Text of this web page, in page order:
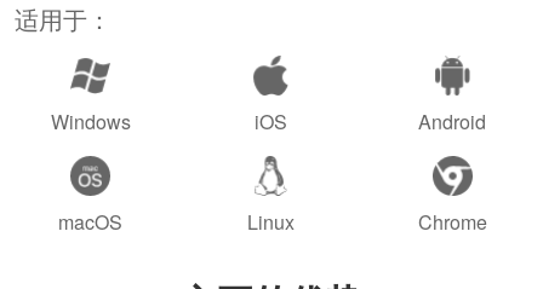
适用于：
Windows iOS Android
macOS Linux Chrome